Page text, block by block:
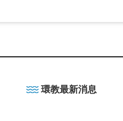
環教最新消息